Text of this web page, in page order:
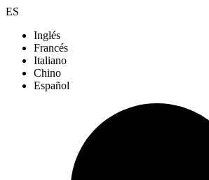
ES
Inglés
Francés
Italiano
Chino
Español